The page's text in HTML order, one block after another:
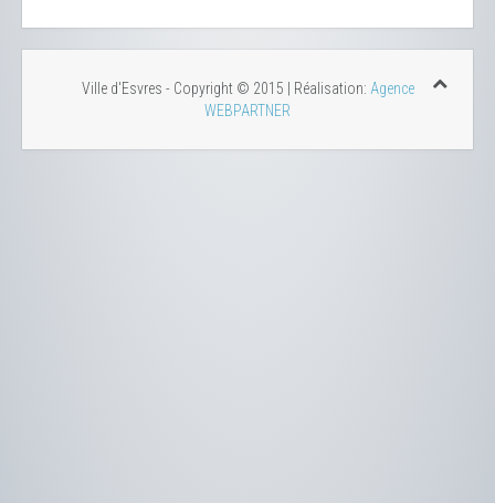
Ville d'Esvres - Copyright © 2015 | Réalisation: Agence
WEBPARTNER